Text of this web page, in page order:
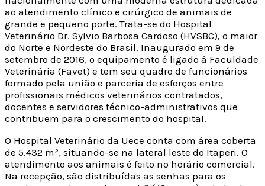
ao atendimento clínico e cirúrgico de animais de
grande e pequeno porte. Trata-se do Hospital
Veterinário Dr. Sylvio Barbosa Cardoso (HVSBC), o maior
do Norte e Nordeste do Brasil. Inaugurado em 9 de
setembro de 2016, o equipamento é ligado à Faculdade
Veterinária (Favet) e tem seu quadro de funcionários
formado pela união e parceria de esforços entre
profissionais médicos veterinários contratados,
docentes e servidores técnico-administrativos que
contribuem para o crescimento do hospital.
O Hospital Veterinário da Uece conta com área coberta
de 5.432 m², situando-se na lateral leste do Itaperi. O
atendimento aos animais é feito no horário comercial.
Na recepção, são distribuídas as senhas para os